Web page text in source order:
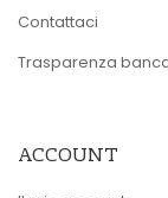
Contattaci
Trasparenza
ACCOUNT